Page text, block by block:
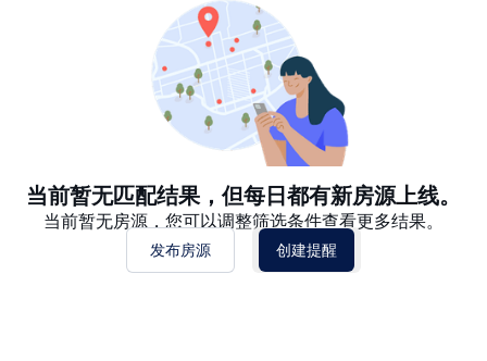
当前暂无匹配结果，但每日都有新房源上线。
当前暂无房源，您可以调整筛选条件查看更多结果。
发布房源 创建提醒